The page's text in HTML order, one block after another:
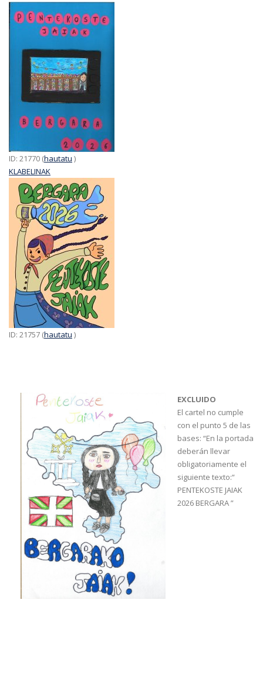
ID: 21770 (hautatu )
KLABELINAK
ID: 21757 (hautatu )
EXCLUIDO
El cartel no cumple
con el punto 5 de las
bases: “En la portada
deberán llevar
obligatoriamente el
siguiente texto:“
PENTEKOSTE JAIAK
2026 BERGARA ”